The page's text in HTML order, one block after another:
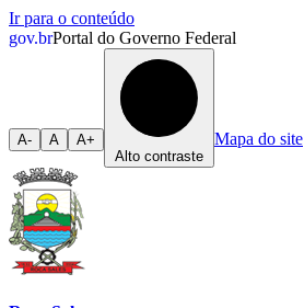
Ir para o conteúdo
gov.brPortal do Governo Federal
A- A
A+
Alto contraste
Mapa do site